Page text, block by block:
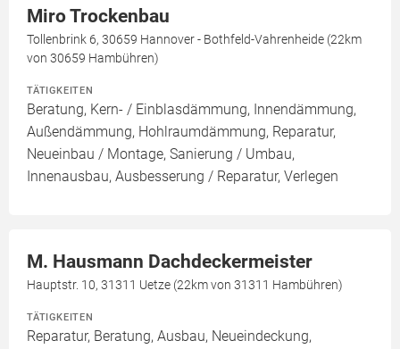
Miro Trockenbau
Tollenbrink 6, 30659 Hannover - Bothfeld-Vahrenheide (22km
von 30659 Hambühren)
TÄTIGKEITEN
Beratung, Kern- / Einblasdämmung, Innendämmung,
Außendämmung, Hohlraumdämmung, Reparatur,
Neueinbau / Montage, Sanierung / Umbau,
Innenausbau, Ausbesserung / Reparatur, Verlegen
M. Hausmann Dachdeckermeister
Hauptstr. 10, 31311 Uetze (22km von 31311 Hambühren)
TÄTIGKEITEN
Reparatur, Beratung, Ausbau, Neueindeckung,